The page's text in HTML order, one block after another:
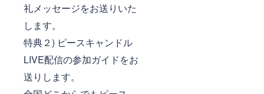
礼メッセージをお送りいた
します。
特典２) ピースキャンドル
LIVE配信の参加ガイドをお
送りします。